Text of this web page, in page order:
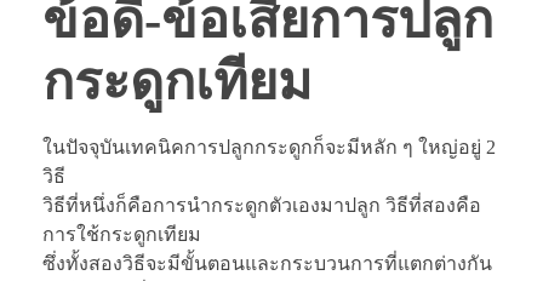
ข้อดี-ข้อเสียการปลูก
กระดูกเทียม
ในปัจจุบันเทคนิคการปลูกกระดูกก็จะมีหลัก ๆ ใหญ่อยู่ 2
วิธี
วิธีที่หนึ่งก็คือการนำกระดูกตัวเองมาปลูก วิธีที่สองคือ
การใช้กระดูกเทียม
ซึ่งทั้งสองวิธีจะมีขั้นตอนและกระบวนการที่แตกต่างกัน